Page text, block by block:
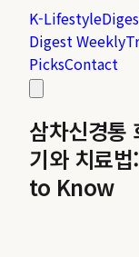
K-Lifestyle
Digest Weekly
PicksContact
삼차신경통
기와 치료
to Know